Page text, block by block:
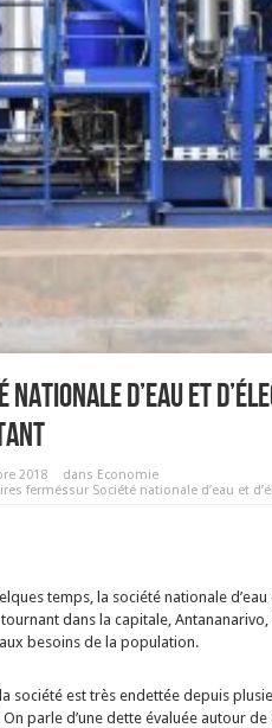
nationale d’eau et
2018 dans Economie
ferméssur Société nationale d’eau et
temps, la société nationale
dans la capitale,
besoins de la population.
société est très endettée depuis
parle d’une dette évaluée autour